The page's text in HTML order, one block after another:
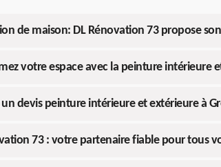
de maison: DL Rénovation 73 propose
votre espace avec la peinture intérieure
devis peinture intérieure et extérieure à
73 : votre partenaire fiable pour tous